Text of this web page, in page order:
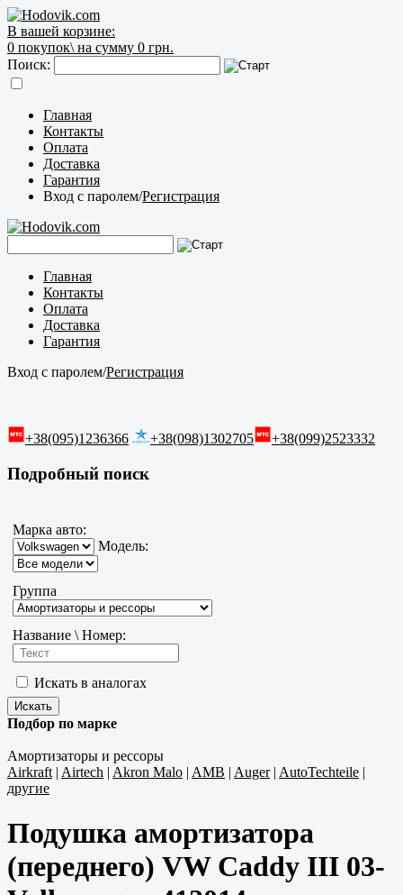
В вашей корзине:
0 покупок\ на сумму 0 грн.
Поиск:
Главная
Контакты
Оплата
Доставка
Гарантия
Вход с паролем/Регистрация
Главная
Контакты
Оплата
Доставка
Гарантия
Вход с паролем/Регистрация
+38(095)1236366 +38(098)1302705 +38(099)2523332
Подробный поиск
Марка авто:
Модель:
Группа
Название \ Номер:
Искать в аналогах
Подбор по марке
Амортизаторы и рессоры
Airkraft| Airtech | Akron Malo | AMB | Auger| AutoTechteile |
другие
Подушка амортизатора
(переднего) VW Caddy III 03-